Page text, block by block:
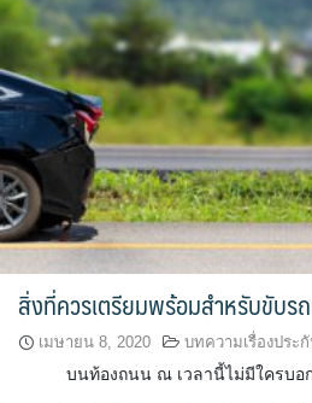
สิ่งที่ควรเตรียมพร้อมสำหรับขับ
เมษายน 8, 2020 บทความเรื่องประ
บนท้องถนน ณ เวลานี้ไม่มีใครบอกไ